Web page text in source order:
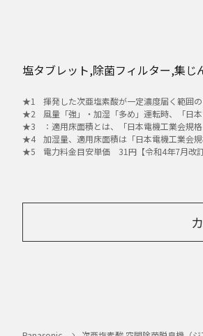
塩タブレット,除菌フィルター,集
揮発した次亜塩素酸が一定濃度届く範囲の
風量「強」・加湿「多め」運転時、「日
：適用床面積とは、「日本電機工業会規
加湿量、適用床面積は「日本電機工業会
電力料金目安単価 31円【令和4年7月改訂